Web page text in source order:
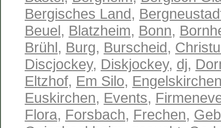
Bergisches Land,
Beuel, Blatzheim, Bonn,
Brühl, Burg, Burscheid,
Discjockey, Diskjockey, dj,
Eltzhof, Em Silo,
Euskirchen, Events,
Flora, Forsbach, Frechen,